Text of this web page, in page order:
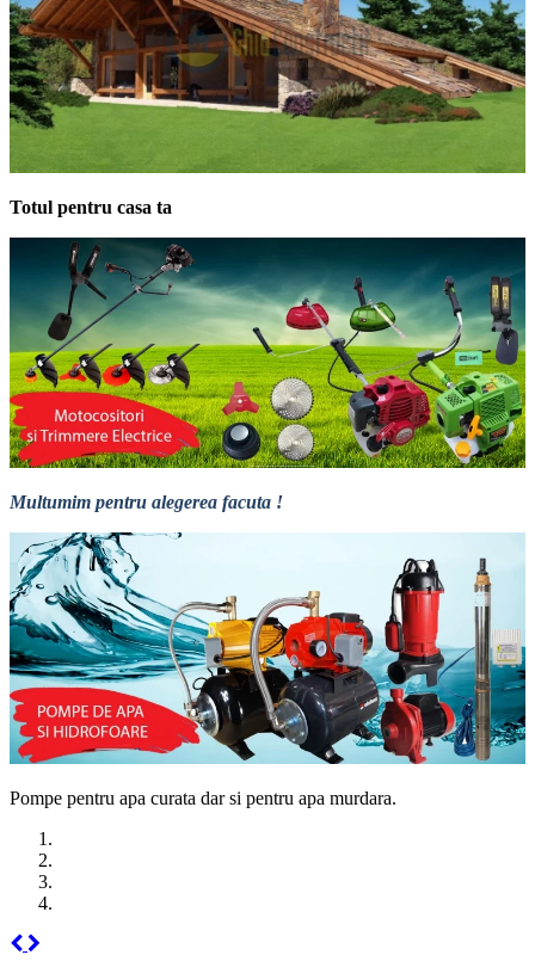
Totul pentru casa ta
Multumim pentru alegerea facuta !
Pompe pentru apa curata dar si pentru apa murdara.